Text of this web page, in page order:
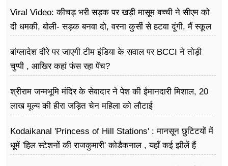
Viral Video: कीचड़ भरी सड़क पर खड़ी मासूम बच्ची ने सीएम को
दी धमकी, बोली- सड़क बनवा दो, वरना कुर्सी से हटवा दूंगी, मैं स्कूल
बांग्लादेश दौरे पर जाएगी टीम इंडिया के सवाल पर BCCI ने तोड़ी
चुप्पी , आखिर कहां फंस रहा पेंच?
श्रीराम जन्मभूमि मंदिर के सेवादार ने पेश की ईमानदारी मिशाल, 20
लाख मूल्य की हीरा जड़ित चेन महिला को लौटाई
Kodaikanal 'Princess of Hill Stations' : मानसून छुटिटयों में
धूमें 'हिल स्टेशनों की राजकुमारी' कोडैकनाल , यहाँ कई झीलें हैं